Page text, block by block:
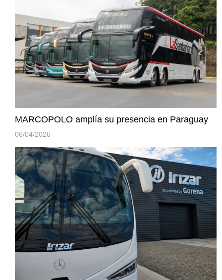
MARCOPOLO amplía su presencia en Paraguay
06/04/2026